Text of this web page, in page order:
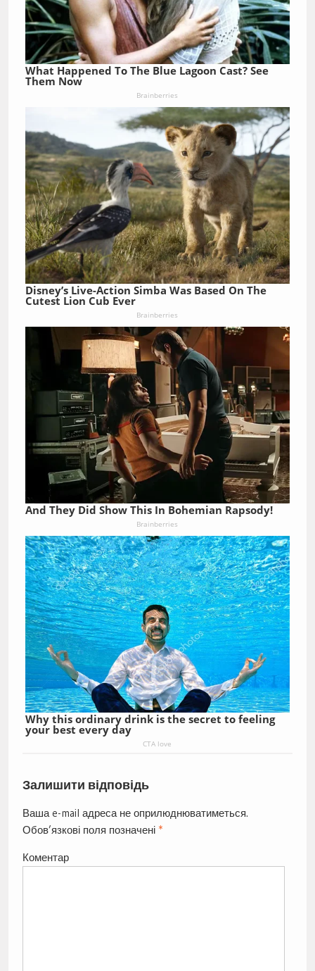
What Happened To The Blue Lagoon Cast? See
Them Now
Brainberries
Disney’s Live-Action Simba Was Based On The
Cutest Lion Cub Ever
Brainberries
And They Did Show This In Bohemian Rapsody!
Brainberries
Why this ordinary drink is the secret to feeling
your best every day
CTA love
Залишити відповідь
Ваша e-mail адреса не оприлюднюватиметься.
Обов’язкові поля позначені *
Коментар